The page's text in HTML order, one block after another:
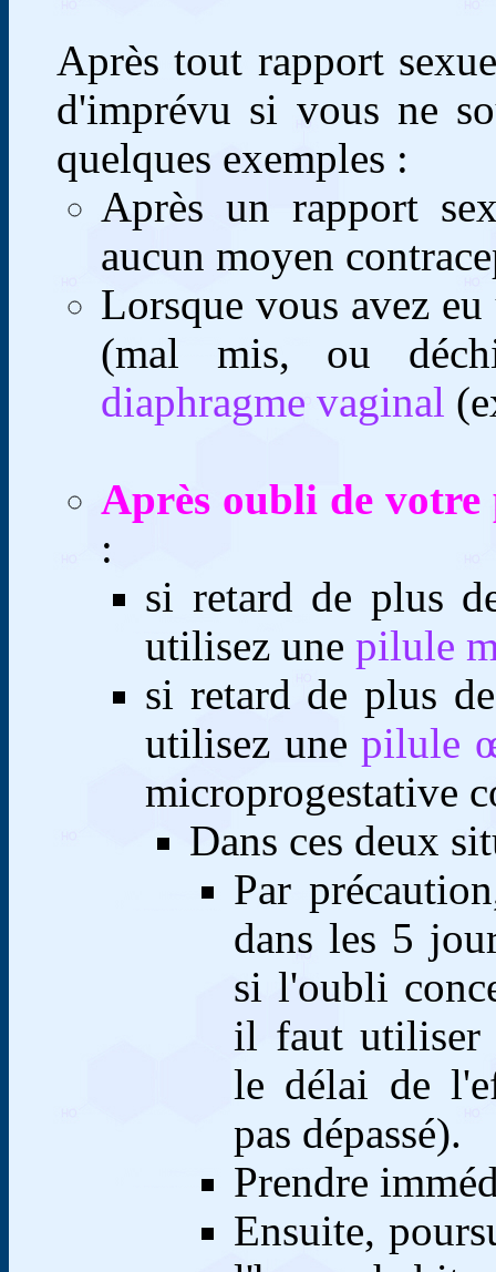
Après tout rapport
d'imprévu si vous ne
quelques exemples :
Après un rapport
aucun moyen
Lorsque vous avez
(mal mis, ou
diaphragme vaginal
Après oubli de votre
:
si retard de plus
utilisez une pilule
si retard de plus
utilisez unepilule
microprogestative
Dans ces deux
Par
dans les 5
si l'oubli
il faut utiliser
le délai de
pas dépassé).
Prendre
Ensuite,